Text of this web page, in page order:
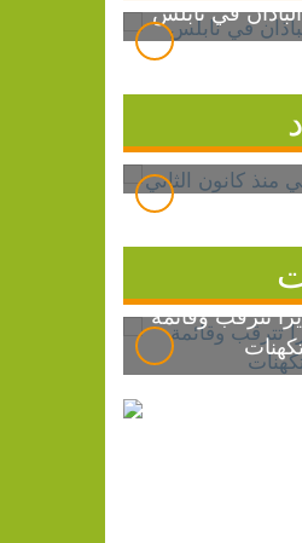
في نابلس
منذ كانون
تترقب وقائمة